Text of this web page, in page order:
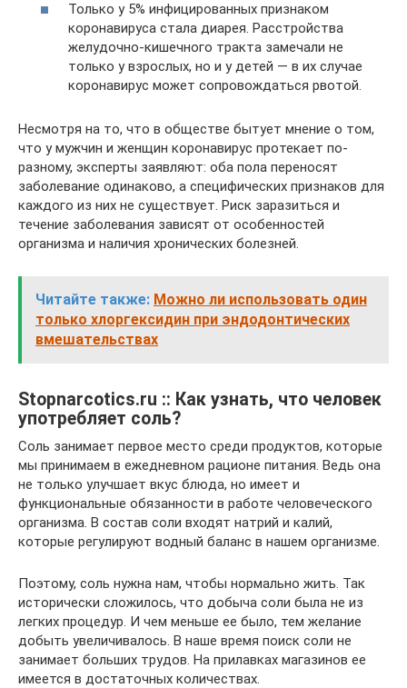
Только у 5% инфицированных признаком
коронавируса стала диарея. Расстройства
желудочно-кишечного тракта замечали не
только у взрослых, но и у детей — в их случае
коронавирус может сопровождаться рвотой.
Несмотря на то, что в обществе бытует мнение о том,
что у мужчин и женщин коронавирус протекает по-
разному, эксперты заявляют: оба пола переносят
заболевание одинаково, а специфических признаков для
каждого из них не существует. Риск заразиться и
течение заболевания зависят от особенностей
организма и наличия хронических болезней.
Читайте также: Можно ли использовать один
только хлоргексидин при эндодонтических
вмешательствах
Stopnarcotics.ru :: Как узнать, что человек
употребляет соль?
Соль занимает первое место среди продуктов, которые
мы принимаем в ежедневном рационе питания. Ведь она
не только улучшает вкус блюда, но имеет и
функциональные обязанности в работе человеческого
организма. В состав соли входят натрий и калий,
которые регулируют водный баланс в нашем организме.
Поэтому, соль нужна нам, чтобы нормально жить. Так
исторически сложилось, что добыча соли была не из
легких процедур. И чем меньше ее было, тем желание
добыть увеличивалось. В наше время поиск соли не
занимает больших трудов. На прилавках магазинов ее
имеется в достаточных количествах.